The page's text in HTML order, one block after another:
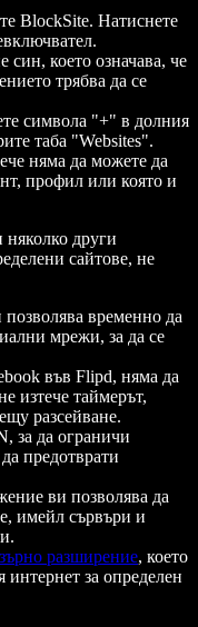
BlockSite. Натиснете
син, което означава, че
трябва да се
символа "+" в долния
таба "Websites".
няма да можете да
профил или която и
други
сайтове, не
временно да
мрежи, за да се
във Flipd, няма да
изтече таймерът,
разсейване.
за да ограничи
предотврати
ви позволява да
имейл сървъри и
разширение, което
интернет за определен